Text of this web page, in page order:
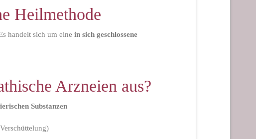
Heilmethode
handelt sich um einein sich geschlossene
Arzneien aus?
Substanzen